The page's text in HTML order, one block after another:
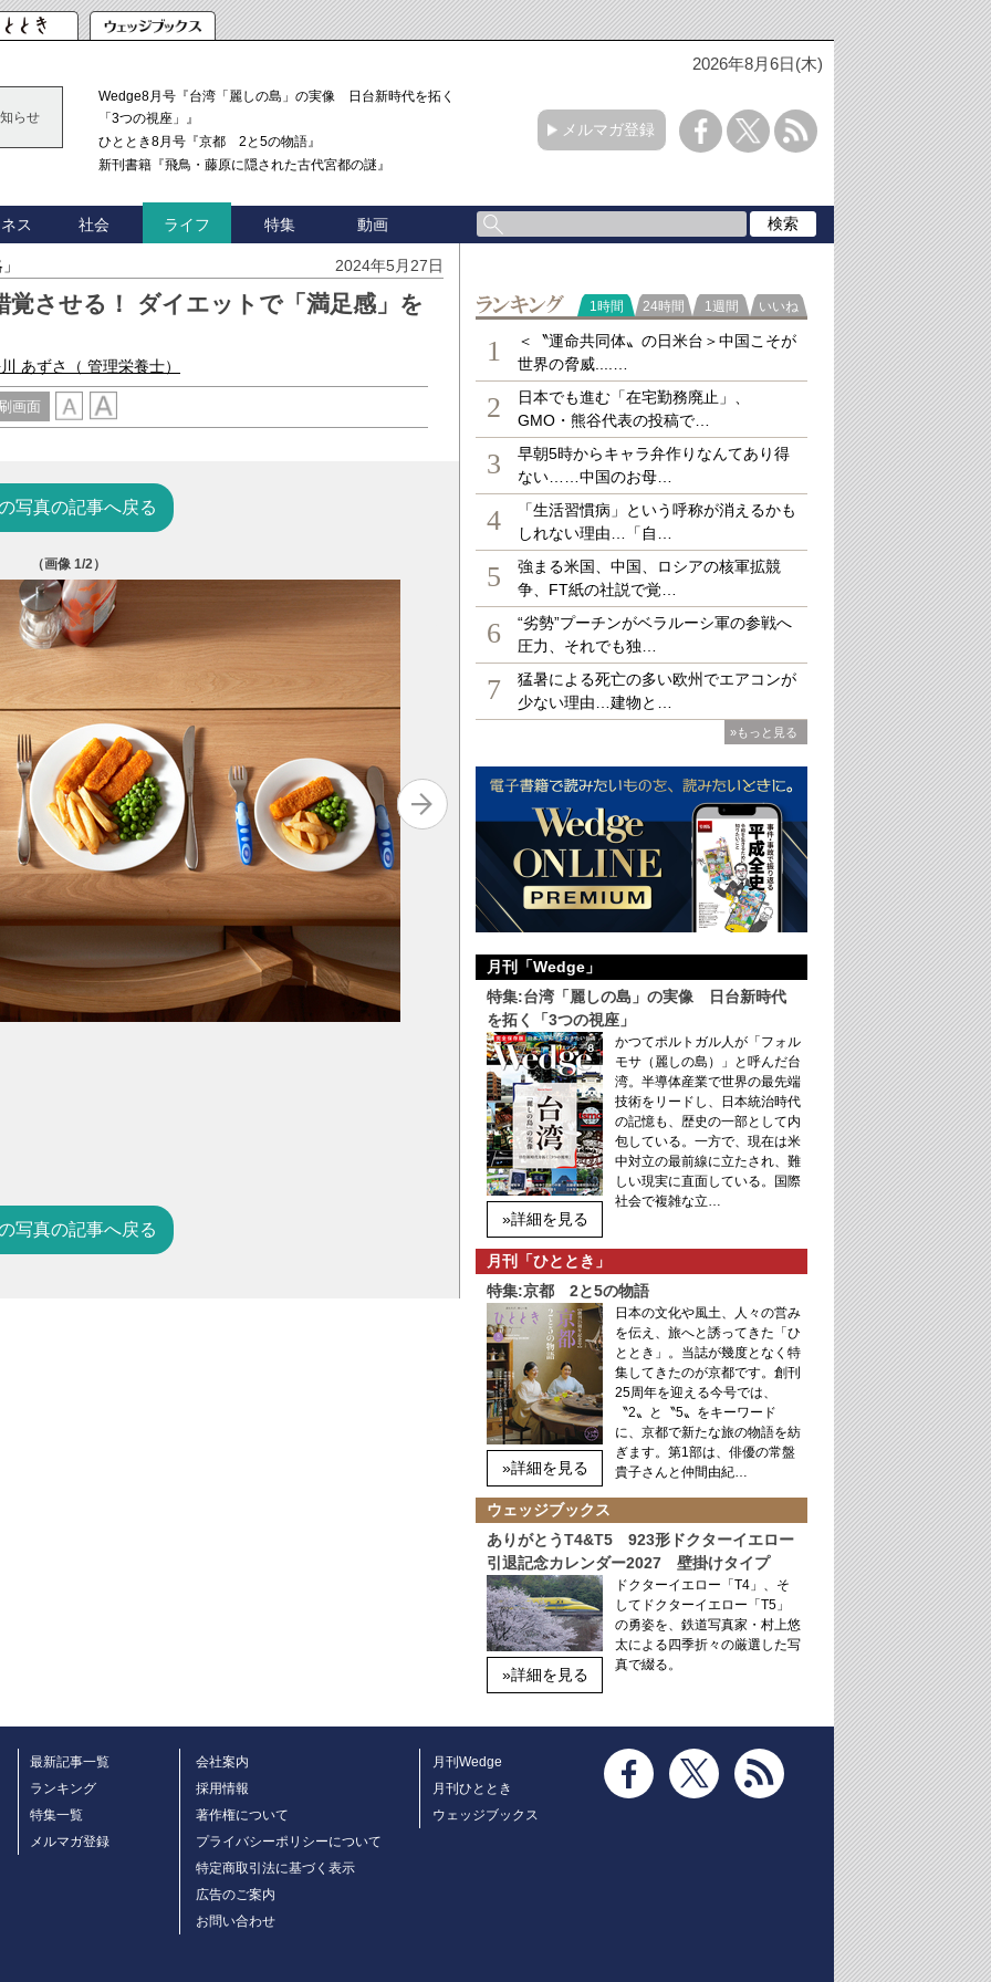
2026年8月6日(木)
らせ
Wedge8月号『台湾「麗しの島」の実像 日台新時代を拓く
「3つの視座」』
ひととき8月号『京都 2と5の物語』
新刊書籍『飛鳥・藤原に隠された古代宮都の謎』
メルマガ登録
ス 社会 ライフ 特集 動画
2024年5月27日
させる！ ダイエットで「満足感」を
あずさ （ 管理栄養士）
画面
写真の記事へ戻る
（画像1/2）
最強の食事戦略 研究者と管理栄養士が考えた最終解答
堀口 逸子：著 ,平川 あずさ：著 ,津金 昌一郎：監修
1,650円（税込み）
写真の記事へ戻る
ラ
1時間 24時間 1週間 いいね
1
＜〝運命共同体〟の日米台＞中国こそが
世界の脅威....…
2
日本でも進む「在宅勤務廃止」、
GMO・熊谷代表の投稿で…
3
早朝5時からキャラ弁作りなんてあり得
ない……中国のお母…
4
「生活習慣病」という呼称が消えるかも
しれない理由…「自…
5
強まる米国、中国、ロシアの核軍拡競
争、FT紙の社説で覚…
6
“劣勢”プーチンがベラルーシ軍の参戦へ
圧力、それでも独…
7
猛暑による死亡の多い欧州でエアコンが
少ない理由…建物と…
»もっと見る
月刊「Wedge」
特集:台湾「麗しの島」の実像 日台新時代
を拓く「3つの視座」
»詳細を見る
かつてポルトガル人が「フォル
モサ（麗しの島）」と呼んだ台
湾。半導体産業で世界の最先端
技術をリードし、日本統治時代
の記憶も、歴史の一部として内
包している。一方で、現在は米
中対立の最前線に立たされ、難
しい現実に直面している。国際
社会で複雑な立…
月刊「ひととき」
特集:京都 2と5の物語
»詳細を見る
日本の文化や風土、人々の営み
を伝え、旅へと誘ってきた「ひ
ととき」。当誌が幾度となく特
集してきたのが京都です。創刊
25周年を迎える今号では、
〝2〟と〝5〟をキーワード
に、京都で新たな旅の物語を紡
ぎます。第1部は、俳優の常盤
貴子さんと仲間由紀…
ウェッジブックス
ありがとうT4&T5 923形ドクターイエロー
引退記念カレンダー2027 壁掛けタイプ
»詳細を見る
ドクターイエロー「T4」、そ
してドクターイエロー「T5」
の勇姿を、鉄道写真家・村上悠
太による四季折々の厳選した写
真で綴る。
最新記事一覧
ランキング
特集一覧
メルマガ登録
会社案内
採用情報
著作権について
プライバシーポリシーについて
特定商取引法に基づく表示
広告のご案内
お問い合わせ
月刊Wedge
月刊ひととき
ウェッジブックス